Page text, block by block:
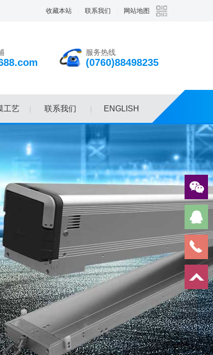
收藏本站 联系我们 网站地图
服务热线
(0760)88498235
工艺 联系我们 ENGLISH